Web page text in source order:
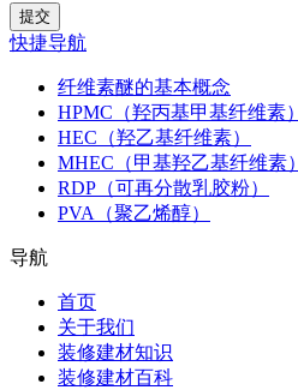
快捷导航
纤维素醚的基本概念
HPMC（羟丙基甲基纤维素）
HEC（羟乙基纤维素）
MHEC（甲基羟乙基纤维素）
RDP（可再分散乳胶粉）
PVA（聚乙烯醇）
导航
首页
关于我们
装修建材知识
装修建材百科